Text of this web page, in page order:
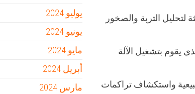
لتحليل التربة والصخور
يقوم بتشغيل الآلة
واستكشاف تراكمات
يوليو 2024
يونيو 2024
مايو 2024
أبريل 2024
مارس 2024